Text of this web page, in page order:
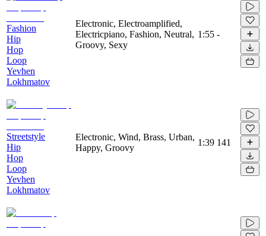
Fashion
Hip
Hop
Loop
Yevhen
Lokhmatov
Electronic, Electroamplified,
Electricpiano, Fashion, Neutral,
Groovy, Sexy
1:55 -
Streetstyle
Hip
Hop
Loop
Yevhen
Lokhmatov
Electronic, Wind, Brass, Urban,
Happy, Groovy
1:39 141